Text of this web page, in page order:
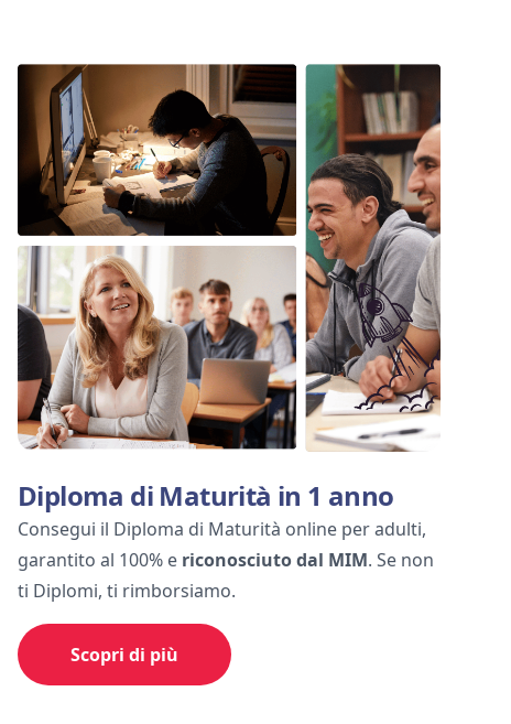
Diploma di Maturità in 1 anno
Consegui il Diploma di Maturità online per adulti,
garantito al 100% e riconosciuto dal MIM. Se non
ti Diplomi, ti rimborsiamo.
Scopri di più